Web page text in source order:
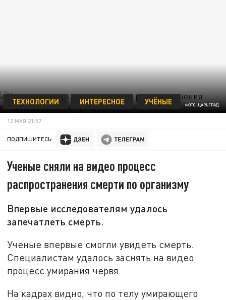
ФОТО: ЦАРЬГРАД
ТЕХНОЛОГИИ ИНТЕРЕСНОЕ УЧЁНЫЕ
12 МАЯ 21:57
ПОДПИШИТЕСЬ:
Ученые сняли на видео процесс
распространения смерти по организму
Впервые исследователям удалось
запечатлеть смерть.
Ученые впервые смогли увидеть смерть.
Специалистам удалось заснять на видео
процесс умирания червя.
На кадрах видно, что по телу умирающего